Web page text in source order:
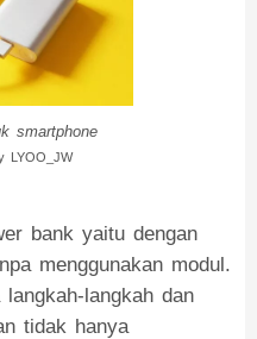
smartphone
LYOO_JW
bank yaitu dengan
menggunakan modul.
langkah dan
tidak hanya